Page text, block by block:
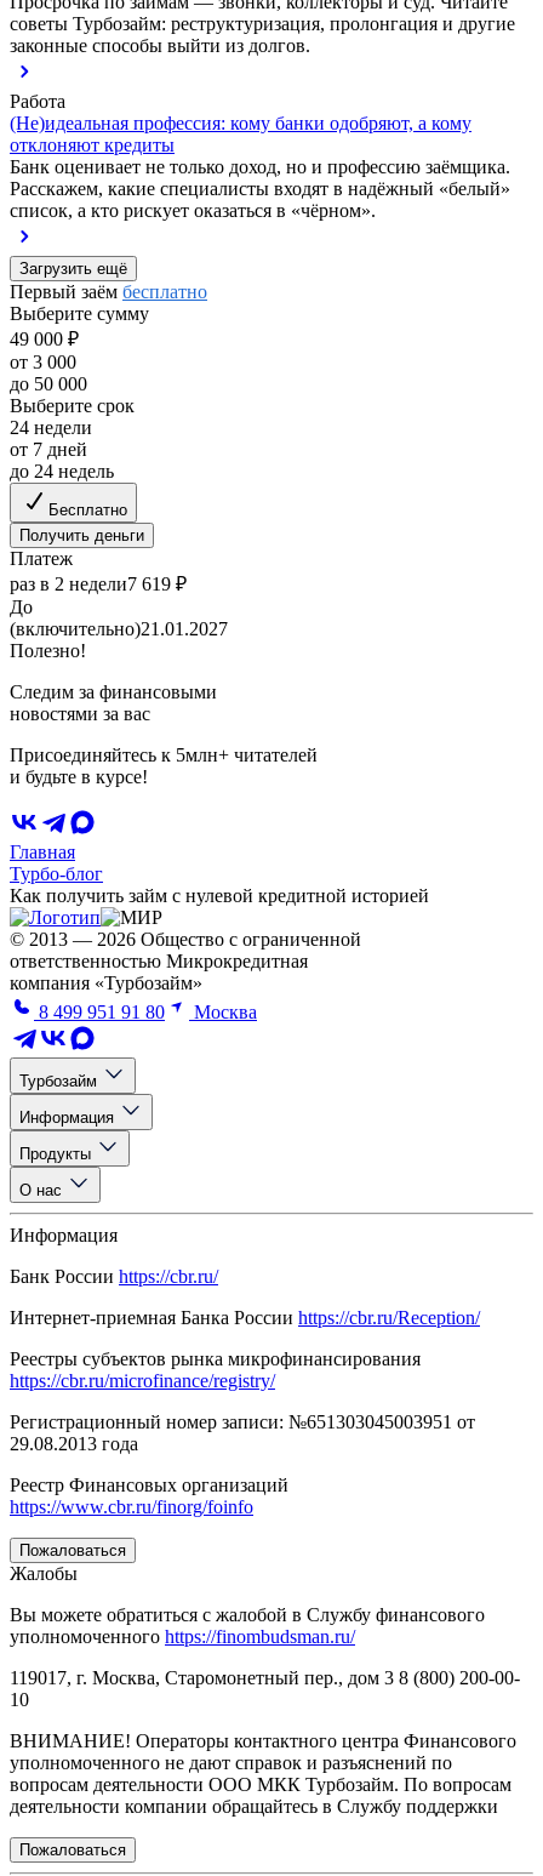
советы Турбозайм: реструктуризация, пролонгация и другие
законные способы выйти из долгов.
Работа
(Не)идеальная профессия: кому банки одобряют, а кому
отклоняют кредиты
Банк оценивает не только доход, но и профессию заёмщика.
Расскажем, какие специалисты входят в надёжный «белый»
список, а кто рискует оказаться в «чёрном».
Загрузить ещё
Первый заём бесплатно
Выберите сумму
49 000 ₽
от 3 000
до 50 000
Выберите срок
24 недели
от 7 дней
до 24 недель
Бесплатно
Получить деньги
Платеж
раз в 2 недели7 619 ₽
До
(включительно)21.01.2027
Полезно!
Следим за финансовыми
новостями за вас
Присоединяйтесь к 5млн+ читателей
и будьте в курсе!
Главная
Турбо-блог
Как получить займ с нулевой кредитной историей
© 2013 — 2026 Общество с ограниченной
ответственностью Микрокредитная
компания «Турбозайм»
8 499 951 91 80
Москва
Турбозайм
Информация
Продукты
О нас
Информация
Банк России https://cbr.ru/
Интернет-приемная Банка России https://cbr.ru/Reception/
Реестры субъектов рынка микрофинансирования
https://cbr.ru/microfinance/registry/
Регистрационный номер записи: №651303045003951 от
29.08.2013 года
Реестр Финансовых организаций
https://www.cbr.ru/finorg/foinfo
Пожаловаться
Жалобы
Вы можете обратиться с жалобой в Службу финансового
уполномоченного https://finombudsman.ru/
119017, г. Москва, Старомонетный пер., дом 3 8 (800) 200-00-
10
ВНИМАНИЕ! Операторы контактного центра Финансового
уполномоченного не дают справок и разъяснений по
вопросам деятельности ООО МКК Турбозайм. По вопросам
деятельности компании обращайтесь в Службу поддержки
Пожаловаться